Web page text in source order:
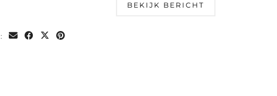
BEKIJK BERICHT